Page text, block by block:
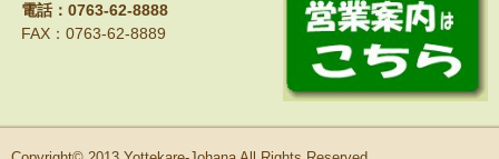
電話：0763-62-8888
FAX：0763-62-8889